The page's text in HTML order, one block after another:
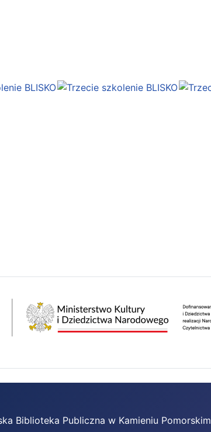
Biblioteka Publiczna w Kamieniu Pomorskim